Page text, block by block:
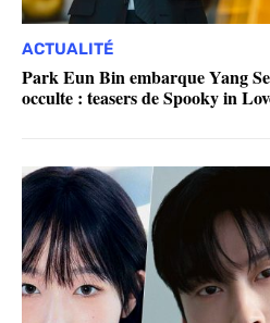
ACTUALITÉ
Park Eun Bin embarque Yang
occulte : teasers de Spooky in